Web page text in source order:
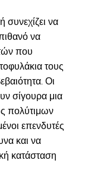
να
να
που
τους
Οι
σίγουρα μια
πολύτιμων
επενδυτές
και να
κατάσταση